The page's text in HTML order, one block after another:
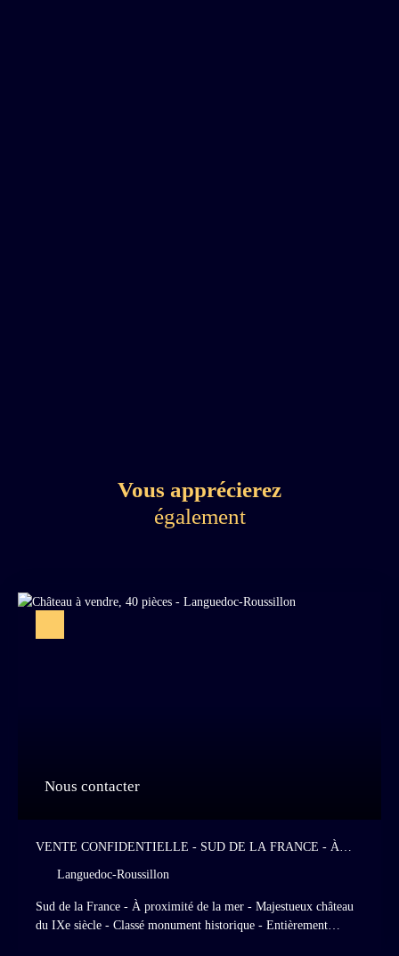
Vous apprécierez
également
Nous contacter
VENTE CONFIDENTIELLE - SUD DE LA FRANCE - À
IXE SIÈCLE - CLASSÉ MONUMENT HISTORIQUE -
ENTIÈREMENT RESTAURÉ - EXPLOITÉ EN TANT
QU'HÔTEL ET RESTAURANT HAUT DE GAMME - 28
Languedoc-Roussillon
Sud de la France - À proximité de la mer - Majestueux château
du IXe siècle - Classé monument historique - Entièrement